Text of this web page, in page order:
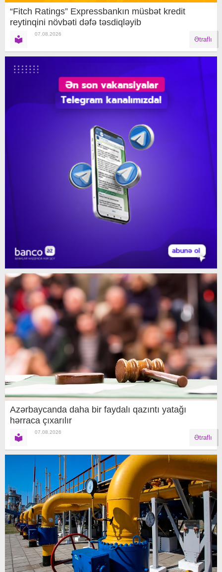
“Fitch Ratings” Expressbankın müsbət kredit
reytinqini növbəti dəfə təsdiqləyib
07.08.2026
Ətraflı
Azərbaycanda daha bir faydalı qazıntı yatağı
hərraca çıxarılır
07.08.2026
Ətraflı